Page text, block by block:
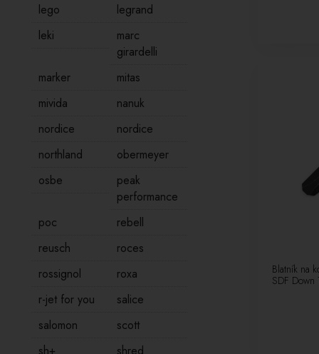
Blatník na
SDF Down
lego
legrand
leki
marc
girardelli
marker
mitas
mivida
nanuk
nordice
nordice
northland
obermeyer
osbe
peak
performance
poc
rebell
reusch
roces
rossignol
roxa
r-jet for you
salice
salomon
scott